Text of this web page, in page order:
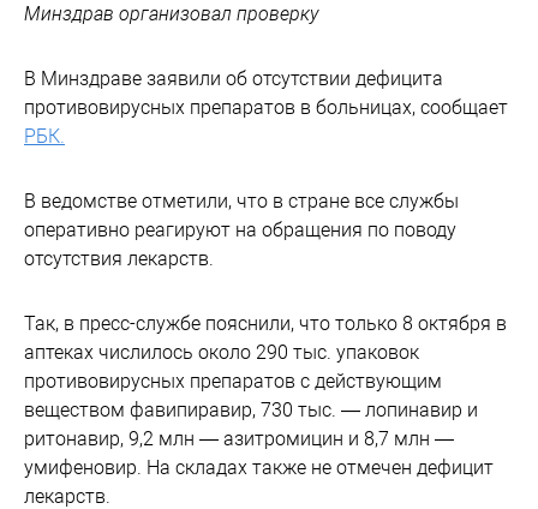
Минздрав организовал проверку
В Минздраве заявили об отсутствии дефицита
противовирусных препаратов в больницах, сообщает
РБК.
В ведомстве отметили, что в стране все службы
оперативно реагируют на обращения по поводу
отсутствия лекарств.
Так, в пресс-службе пояснили, что только 8 октября в
аптеках числилось около 290 тыс. упаковок
противовирусных препаратов с действующим
веществом фавипиравир, 730 тыс. — лопинавир и
ритонавир, 9,2 млн — азитромицин и 8,7 млн —
умифеновир. На складах также не отмечен дефицит
лекарств.